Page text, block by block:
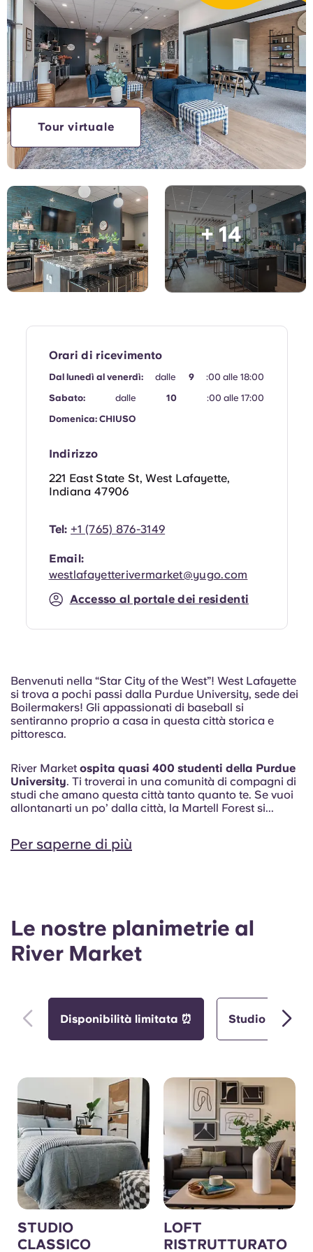
English (GB)
English (US)
Chinese
Español
Català
Deutsch
Italian
French
Seleziona un paese
Seleziona una città
Seleziona una residenza
Accedi
Prenota ora
2.400 $!
+ 14
Tour virtuale
Benvenuti nella “Star City of the West”! West Lafayette
si trova a pochi passi dalla Purdue University, sede dei
Boilermakers! Gli appassionati di baseball si
sentiranno proprio a casa in questa città storica e
pittoresca.
River Market ospita quasi 400 studenti della Purdue
University. Ti troverai in una comunità di compagni di
studi che amano questa città tanto quanto te. Se vuoi
allontanarti un po’ dalla città, la Martell Forest si...
Per saperne di più
Le nostre planimetrie al
River Market
Disponibilità limitata ⏰ Studio
STUDIO
CLASSICO
LOFT
RISTRUTTURATO
Orari di ricevimento
Dal lunedì al venerdì: dalle 9
:00 alle 18:00
Sabato:
dalle 10
:00 alle 17:00
Domenica: CHIUSO
Indirizzo
221 East State St, West Lafayette,
Indiana 47906
Tel: +1 (765) 876-3149
Email:
westlafayetterivermarket@yugo.com
Accesso al portale dei residenti